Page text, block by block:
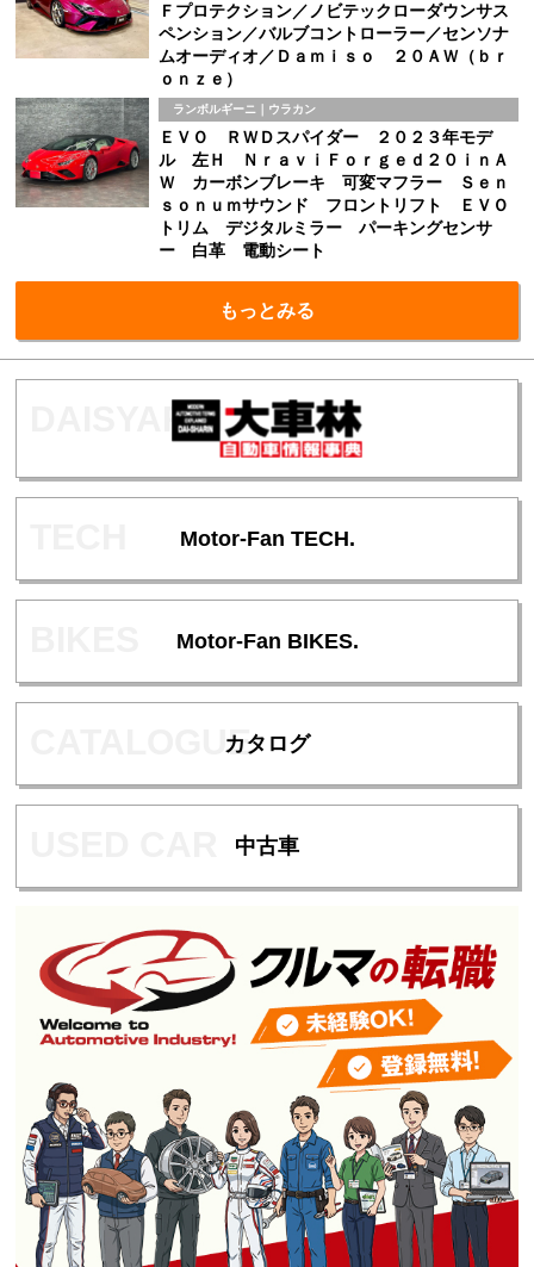
Ｆプロテクション／ノビテックローダウンサス
ペンション／バルブコントローラー／センソナ
ムオーディオ／Ｄａｍｉｓｏ ２０ＡＷ（ｂｒ
ｏｎｚｅ）
ランボルギーニ｜ウラカン
ＥＶＯ ＲＷＤスパイダー ２０２３年モデ
ル 左Ｈ ＮｒａｖｉＦｏｒｇｅｄ２０ｉｎＡ
Ｗ カーボンブレーキ 可変マフラー Ｓｅｎ
ｓｏｎｕｍサウンド フロントリフト ＥＶＯ
トリム デジタルミラー パーキングセンサ
ー 白革 電動シート
もっとみる
Motor-Fan TECH.
Motor-Fan BIKES.
カタログ
中古車